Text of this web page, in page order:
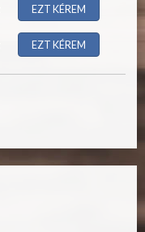
EZT KÉREM
EZT KÉREM